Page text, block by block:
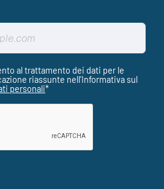
al trattamento dei dati per le
riassunte nell'Informativa sul
personali*